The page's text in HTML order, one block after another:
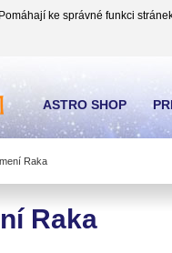
ke správné funkci
Raka
Raka
ASTRO SHOP